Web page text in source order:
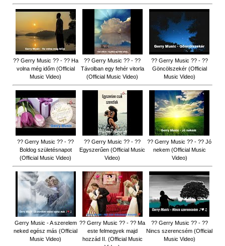
?? Gerry Music ?? - ?? Ha
volna még időm (Official
Music Video)
?? Gerry Music ?? - ??
Távolban egy fehér vitorla
(Official Music Video)
?? Gerry Music ?? - ??
Göncölszekér (Official
Music Video)
?? Gerry Music ?? - ??
Boldog születésnapot
(Official Music Video)
?? Gerry Music ?? - ??
Egyszerűen (Official Music
Video)
?? Gerry Music ?? - ?? Jó
nekem (Official Music
Video)
Gerry Music - A szerelem
neked egész más (Official
Music Video)
?? Gerry Music ?? - ?? Ma
este felmegyek majd
hozzád II. (Official Music
?? Gerry Music ?? - ??
Nincs szerencsém (Official
Music Video)